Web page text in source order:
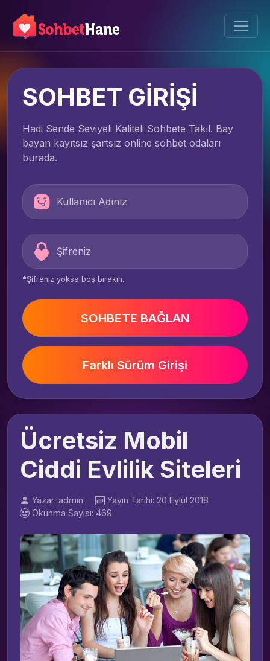
SOHBET GİRİŞİ
Hadi Sende Seviyeli Kaliteli Sohbete Takıl. Bay
bayan kayıtsız şartsız online sohbet odaları
burada.
*Şifreniz yoksa boş bırakın.
SOHBETE BAĞLAN
Farklı Sürüm Girişi
Ücretsiz Mobil
Ciddi Evlilik Siteleri
Yazar: admin
Yayın Tarihi: 20 Eylül 2018
Okunma Sayısı: 469